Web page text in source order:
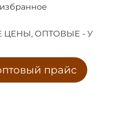
ЦЕНЫ, ОПТОВЫЕ - У
прайс